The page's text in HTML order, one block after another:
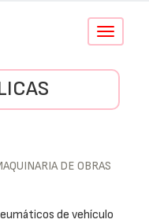
Conmutar
DE OBRAS
de vehículo